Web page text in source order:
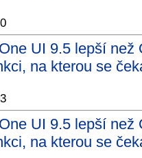
UI 9.5 lepší než
na kterou se
UI 9.5 lepší než
na kterou se